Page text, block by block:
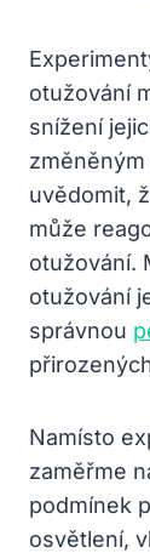
otužování
snížení
uvědomit,
může
otužování.
otužování
správnou
Namísto
zaměřme
podmínek
osvětlení,